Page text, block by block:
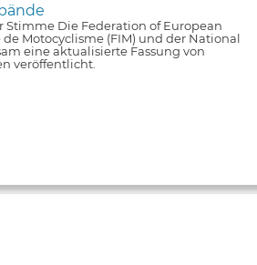
Die Federation of European
Motocyclisme (FIM) und der National
eine aktualisierte Fassung von
veröffentlicht.